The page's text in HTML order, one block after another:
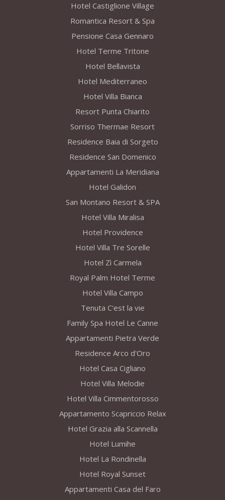
Hotel Castiglione Village
Romantica Resort & Spa
Pensione Casa Gennaro
Hotel Terme Tritone
Hotel Bellavista
Hotel Mediterraneo
Hotel Villa Bianca
Resort Punta Chiarito
Sorriso Thermae Resort
Residence Baia di Sorgeto
Residence San Domenico
Appartamenti La Meridiana
Hotel Galidon
San Montano Resort & SPA
Hotel Villa Miralisa
Hotel Providence
Hotel Villa Tre Sorelle
Hotel Zì Carmela
Royal Palm Hotel Terme
Hotel Villa Campo
Tenuta C'est la vie
Family Spa Hotel Le Canne
Appartamenti Pietra Verde
Residence Arco d'Oro
Hotel Casa Cigliano
Hotel Villa Melodie
Hotel Villa Cimmentorosso
Appartamento Scapriccio Relax
Hotel Grazia alla Scannella
Hotel Lumihe
Hotel La Rondinella
Hotel Royal Sunset
Appartamenti Casa del Faro